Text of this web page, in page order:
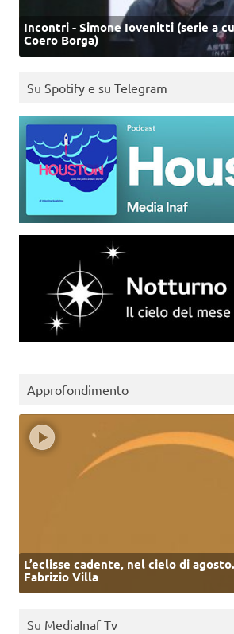
Incontri - Simone Iovenitti (serie a
Coero Borga)
Su Spotify e su Telegram
Approfondimento
L’eclisse cadente, nel cielo di
Fabrizio Villa
Su MediaInaf Tv